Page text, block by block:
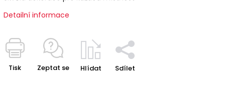
Detailní informace
Tisk Zeptat se Hlídat Sdílet